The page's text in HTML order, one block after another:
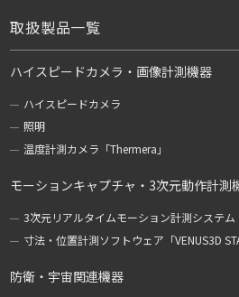
取扱製品一覧
ハイスピードカメラ・画像計測機器
ハイスピードカメラ
照明
温度計測カメラ「Thermera」
モーションキャプチャ・3次元動作計測
3次元リアルタイムモーション計測システム
寸法・位置計測ソフトウェア「VENUS3D STA
防衛・宇宙関連機器